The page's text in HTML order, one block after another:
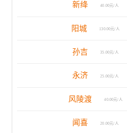
新绛 40.00元/人
阳城 130.00元/人
孙吉 35.00元/人
永济 25.00元/人
风陵渡 40.00元/人
闻喜 20.00元/人